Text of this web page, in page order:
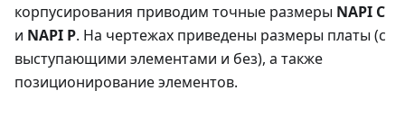
корпусирования приводим точные размеры NAPI C
и NAPI P. На чертежах приведены размеры платы (с
выступающими элементами и без), а также
позиционирование элементов.